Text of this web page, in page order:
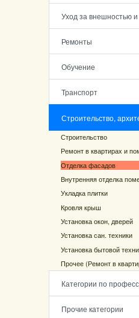
Уход за внешностью
Ремонты
Обучение
Транспорт
Строительство,
Строительство
Ремонт в квартирах и
Отделка фасадов
Внутренняя отделка
Укладка плитки
Кровля крыш
Установка окон, дверей
Установка сан. техники
Установка бытовой
Прочее (Ремонт в
Категории по
Прочие категории